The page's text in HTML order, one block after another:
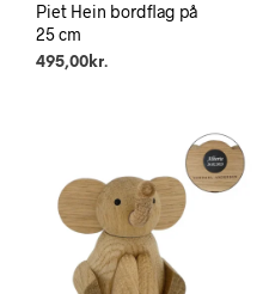
Piet Hein bordflag på
25 cm
495,00 kr.